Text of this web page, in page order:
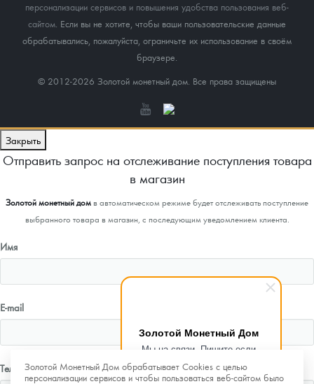
Золотой Монетный Дом
Мы на связи. Пишите если
возникнут любые вопросы.
Рады помочь.
персонализации сервисов и повышения удобства пользования веб-
сайтом . Если вы не хотите, чтобы ваши пользовательские данные
обрабатывались, пожалуйста, ограничьте их использование в своём
браузере.
© 2012-2026 Золотой монетный дом. Все права защищены
Золотой Монетный Дом обрабатывает Cookies с целью
персонализации сервисов и чтобы пользоваться веб-сайтом было
Закрыть
Отправить запрос на отслеживание поступления товара
в магазин
Золотой монетный домв автоматическом режиме будет отслеживать поступление
выбранного товара в магазин, с последующим уведомлением клиента.
Имя
E-mail
Телефон